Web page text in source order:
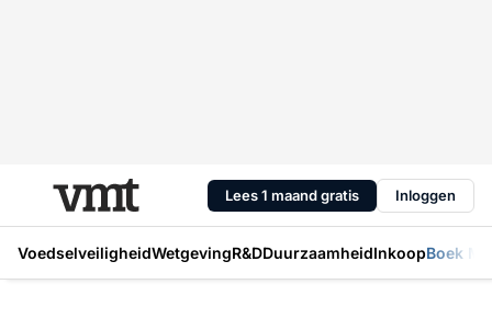
Lees 1 maand gratis Inloggen
VoedselveiligheidWetgevingR&DDuurzaamheidInkoopBoek